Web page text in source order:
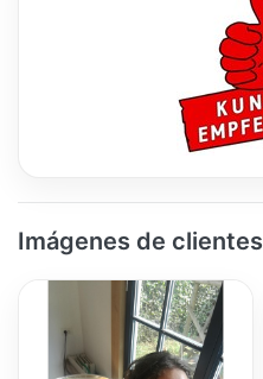
Imágenes de clientes